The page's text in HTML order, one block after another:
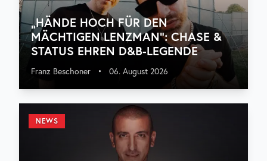
„HÄNDE HOCH FÜR DEN
MÄCHTIGEN LENZMAN“: CHASE &
STATUS EHREN D&B-LEGENDE
Franz Beschoner • 06. August 2026
NEWS